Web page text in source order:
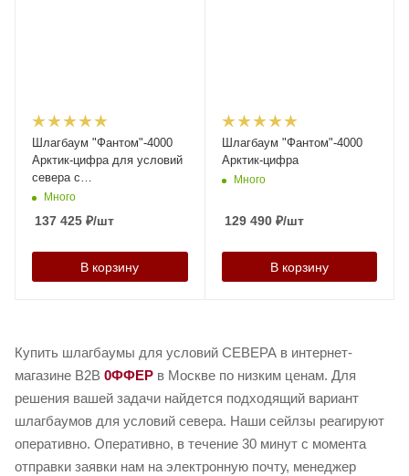
Шлагбаум "Фантом"-4000
Арктик-цифра для условий
севера с
радиоуправлением
Много
137 425 ₽/шт
В корзину
Шлагбаум "Фантом"-4000
Арктик-цифра
Много
129 490₽/шт
В корзину
Купить шлагбаумы для условий СЕВЕРА в интернет-
магазине B2B 0ФФЕР в Москве по низким ценам. Для
решения вашей задачи найдется подходящий вариант
шлагбаумов для условий севера. Наши сейлзы реагируют
оперативно. Оперативно, в течение 30 минут с момента
отправки заявки нам на электронную почту, менеджер